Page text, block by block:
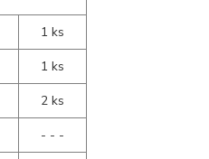
1 ks
1 ks
2 ks
- - -